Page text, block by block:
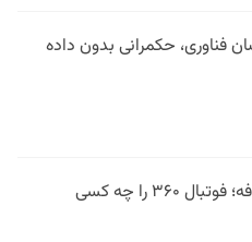
حکمرانی بدون داده
فیلتر در وقت اضافه؛ فوتبال ۳۶۰ را چه کسی